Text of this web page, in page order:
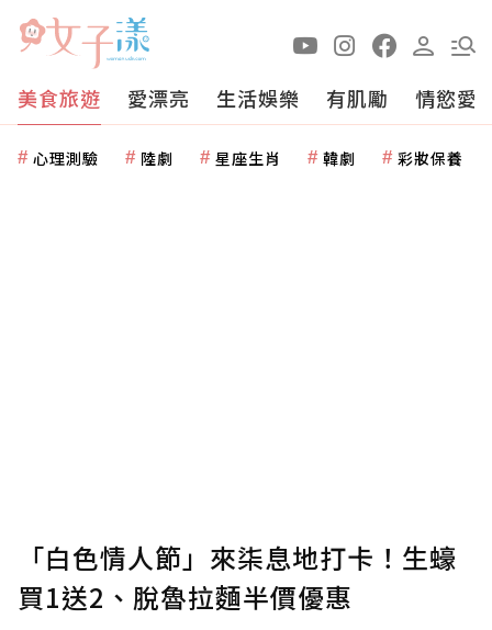
美食旅遊 愛漂亮 生活娛樂 有肌勵 情慾愛
心理測驗 陸劇 星座生肖 韓劇 彩妝保養
「白色情人節」來柒息地打卡！生蠔
買1送2、脫魯拉麵半價優惠